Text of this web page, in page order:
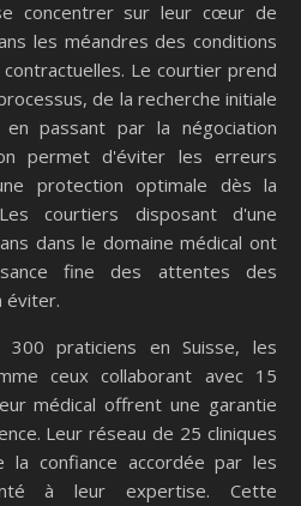
concentrer sur leur cœur de
les méandres des conditions
Le courtier prend
de la recherche initiale
passant par la négociation
permet d'éviter les erreurs
protection optimale dès la
courtiers disposant d'une
dans le domaine médical ont
fine des attentes des
éviter.
praticiens en Suisse, les
ceux collaborant avec 15
médical offrent une garantie
Leur réseau de 25 cliniques
la confiance accordée par les
à leur expertise. Cette